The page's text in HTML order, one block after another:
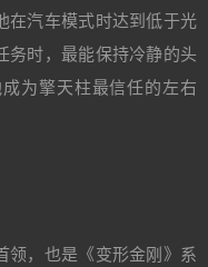
在汽车模式时达到低于光
务时，最能保持冷静的头
为擎天柱最信任的左右
领，也是《变形金刚》系